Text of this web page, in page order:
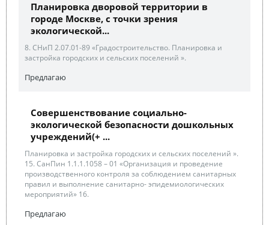
Планировка дворовой территории в
городе Москве, с точки зрения
экологической...
8. СНиП 2.07.01-89 «Градостроительство. Планировка и
застройка городских и сельских поселений ».
Предлагаю
Совершенствование социально-
экологической безопасности дошкольных
учреждений(+ ...
Планировка и застройка городских и сельских поселений ».
15. СанПин 1.1.1.1058 – 01 «Организация и проведение
производственного контроля за соблюдением санитарных
правил и выполнение санитарно- эпидемиологических
мероприятий» 16.
Предлагаю